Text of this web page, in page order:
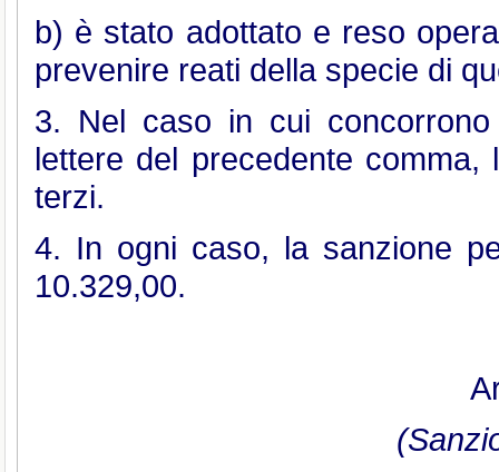
b) è stato adottato e reso
prevenire reati della specie di
3. Nel caso in cui
lettere del precedente
terzi.
4. In ogni caso, la sanzione
10.329,00.